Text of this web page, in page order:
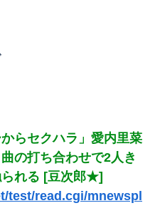
【日向坂46】初日から激アツの内容！！『三期生LIVE』大阪公演のセトリ・レポまとめ
らセクハラ」愛内里菜
の打ち合わせで2人き
られる [豆次郎★]
test/read.cgi/mnewspl